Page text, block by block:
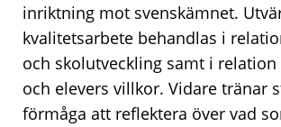
inriktning mot svenskämnet.
kvalitetsarbete behandlas i
och skolutveckling samt i
och elevers villkor. Vidare tränar
förmåga att reflektera över vad